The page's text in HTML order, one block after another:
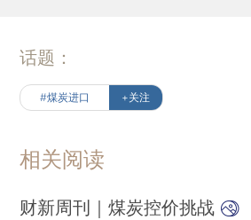
话题：
#煤炭进口 +关注
相关阅读
财新周刊｜煤炭控价挑战